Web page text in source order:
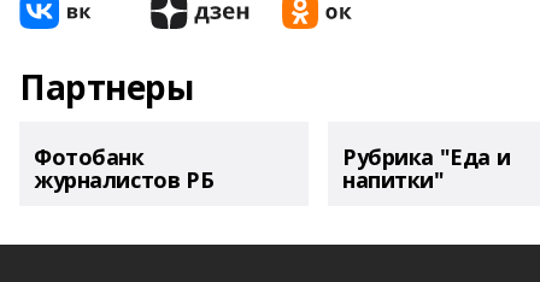
Партнеры
Фотобанк
журналистов РБ
Рубрика "Еда и
напитки"